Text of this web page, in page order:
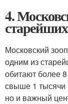
4.
Московский
одним из
обитают более
свыше 1 тысячи
но и важный